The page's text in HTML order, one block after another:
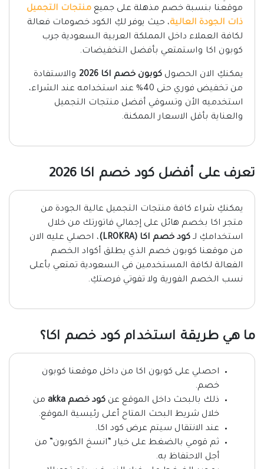
موقعنا بنسبة خصم مذهلة على جميع منتجات التجميل
ذات الجودة العالية، حيث يوفر لكِ الكود خصومات فعالة
لكافة العملاء داخل المملكة العربية السعودية جرب
كوبون اكا واستمتعي بأفضل التخفيضات.
يمكنكِ الان الحصول كوبون خصم اكا 2026
والاستفادة
من تخفيض فوري حتى 40% عند استخدامه عند الشراء،
استخدميه الأن وتسوقي أفضل منتجات التجميل
والعناية بأقل الاسعار الممكنة.
تعرف على أفضل كود خصم اكا 2026
يمكنكِ شراء كافة منتجات التجميل عالية الجودة من
متجر اكا بخصم هائل على إجمالي فاتورتك من خلال
استخدامكِ لـ كود خصم اكا (LROKRA)
، احصلي عليه الان
من موقعنا كوبون خصم الذي يطلق أكواد الخصم
الفعالة لكافة المستخدمين في السعودية تمتعي بأعلى
نسب الخصم الفورية ولا تفوتي فرصتكِ.
ما هي طريقة استخدام كود خصم اكا؟
احصلي على كوبون اكا من داخل موقعنا كوبون
خصم.
ذلك بالبحث داخل الموقع عن كود خصم akka
من
خلال شريط البحث المتاح أعلى رئيسية الموقع.
عند الانتقال سيتم عرض كود اكا.
ثم قومي بالضغط على خيار “انسخ الكوبون” من
أجل الاحتفاظ به.